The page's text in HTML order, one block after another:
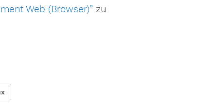
Web (Browser)” zu